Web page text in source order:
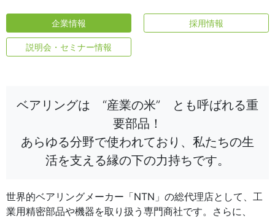
企業情報 採用情報
説明会・セミナー情報
ベアリングは “産業の米” とも呼ばれる重
要部品！
あらゆる分野で使われており、私たちの生
活を支える縁の下の力持ちです。
世界的ベアリングメーカー「NTN」の総代理店として、工
業用精密部品や機器を取り扱う専門商社です。さらに、